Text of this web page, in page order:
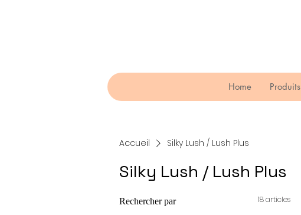
Home Produits
Accueil Silky Lush / Lush Plus
Silky Lush / Lush Plus
Rechercher par 18 articles